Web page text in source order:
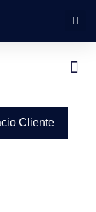
Cliente